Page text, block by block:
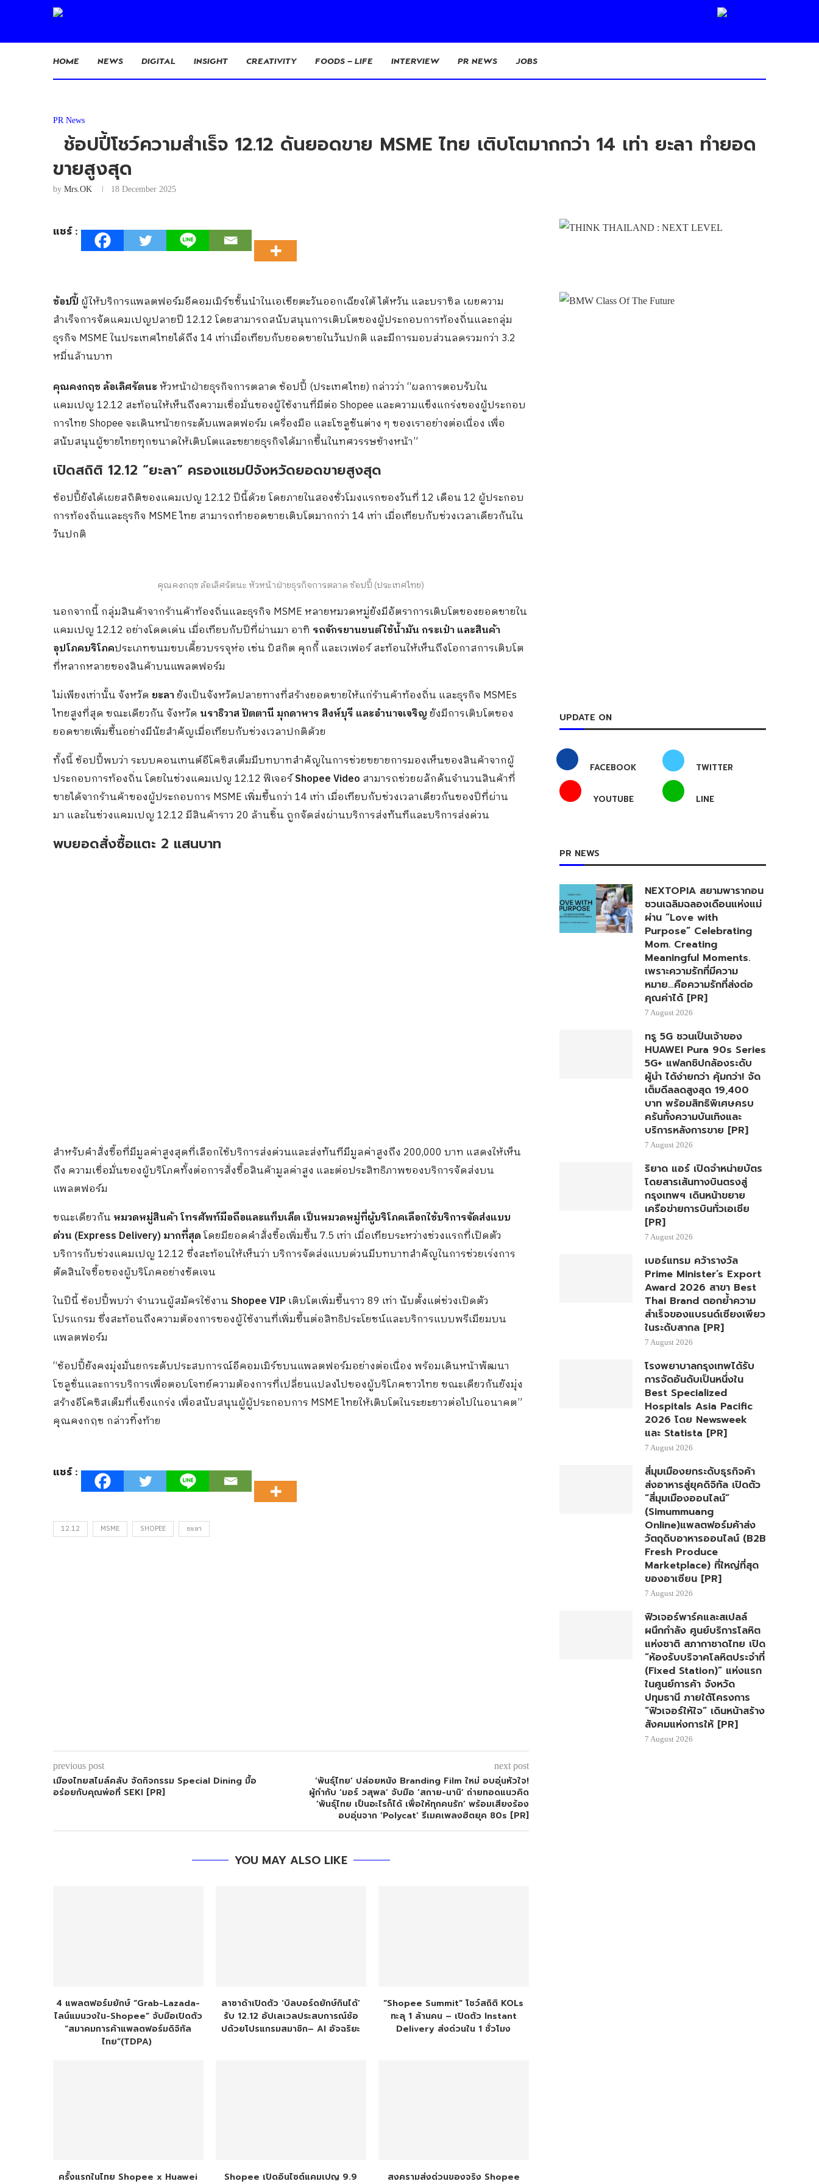
HOME NEWS DIGITAL INSIGHT CREATIVITY FOODS – LIFE INTERVIEW PR NEWS JOBS
PR News
ช้อปปี้โชว์ความสำเร็จ 12.12 ดันยอดขาย MSME ไทย เติบโตมากกว่า 14 เท่า ยะลา ทำยอด
ขายสูงสุด
by Mrs.OK 18 December 2025
แชร์ :
ช้อปปี้ ผู้ให้บริการแพลตฟอร์มอีคอมเมิร์ซชั้นนำในเอเชียตะวันออกเฉียงใต้ ไต้หวัน และบราซิล เผยความ
สำเร็จการจัดแคมเปญปลายปี 12.12 โดยสามารถสนับสนุนการเติบโตของผู้ประกอบการท้องถิ่นและกลุ่ม
ธุรกิจ MSME ในประเทศไทยได้ถึง 14 เท่าเมื่อเทียบกับยอดขายในวันปกติ และมีการมอบส่วนลดรวมกว่า 3.2
หมื่นล้านบาท
คุณคงกฤช ล้อเลิศรัตนะหัวหน้าฝ่ายธุรกิจการตลาด ช้อปปี้ (ประเทศไทย) กล่าวว่า “ผลการตอบรับใน
แคมเปญ 12.12 สะท้อนให้เห็นถึงความเชื่อมั่นของผู้ใช้งานที่มีต่อ Shopee และความแข็งแกร่งของผู้ประกอบ
การไทย Shopee จะเดินหน้ายกระดับแพลตฟอร์ม เครื่องมือ และโซลูชันต่าง ๆ ของเราอย่างต่อเนื่อง เพื่อ
สนับสนุนผู้ขายไทยทุกขนาดให้เติบโตและขยายธุรกิจได้มากขึ้นในทศวรรษข้างหน้า”
เปิดสถิติ 12.12 “ยะลา” ครองแชมป์จังหวัดยอดขายสูงสุด
ช้อปปี้ยังได้เผยสถิติของแคมเปญ 12.12 ปีนี้ด้วย โดยภายในสองชั่วโมงแรกของวันที่ 12 เดือน 12 ผู้ประกอบ
การท้องถิ่นและธุรกิจ MSME ไทย สามารถทำยอดขายเติบโตมากกว่า 14 เท่า เมื่อเทียบกับช่วงเวลาเดียวกันใน
วันปกติ
คุณคงกฤช ล้อเลิศรัตนะ หัวหน้าฝ่ายธุรกิจการตลาด ช้อปปี้ (ประเทศไทย)
นอกจากนี้ กลุ่มสินค้าจากร้านค้าท้องถิ่นและธุรกิจ MSME หลายหมวดหมู่ยังมีอัตราการเติบโตของยอดขายใน
แคมเปญ 12.12 อย่างโดดเด่น เมื่อเทียบกับปีที่ผ่านมา อาทิ รถจักรยานยนต์ใช้น้ำมัน กระเป๋า และสินค้า
อุปโภคบริโภคประเภทขนมขบเคี้ยวบรรจุห่อ เช่น บิสกิต คุกกี้ และเวเฟอร์ สะท้อนให้เห็นถึงโอกาสการเติบโต
ที่หลากหลายของสินค้าบนแพลตฟอร์ม
ไม่เพียงเท่านั้น จังหวัด ยะลายังเป็นจังหวัดปลายทางที่สร้างยอดขายให้แก่ร้านค้าท้องถิ่น และธุรกิจ MSMEs
ไทยสูงที่สุด ขณะเดียวกัน จังหวัด นราธิวาส ปัตตานี มุกดาหาร สิงห์บุรี และอำนาจเจริญยังมีการเติบโตของ
ยอดขายเพิ่มขึ้นอย่างมีนัยสำคัญเมื่อเทียบกับช่วงเวลาปกติด้วย
ทั้งนี้ ช้อปปี้พบว่า ระบบคอนเทนต์อีโคซิสเต็มมีบทบาทสำคัญในการช่วยขยายการมองเห็นของสินค้าจากผู้
ประกอบการท้องถิ่น โดยในช่วงแคมเปญ 12.12 ฟีเจอร์Shopee Video สามารถช่วยผลักดันจำนวนสินค้าที่
ขายได้จากร้านค้าของผู้ประกอบการ MSME เพิ่มขึ้นกว่า 14 เท่า เมื่อเทียบกับช่วงเวลาเดียวกันของปีที่ผ่าน
มา และในช่วงแคมเปญ 12.12 มีสินค้าราว 20 ล้านชิ้น ถูกจัดส่งผ่านบริการส่งทันทีและบริการส่งด่วน
พบยอดสั่งซื้อแตะ 2 แสนบาท
สำหรับคำสั่งซื้อที่มีมูลค่าสูงสุดที่เลือกใช้บริการส่งด่วนและส่งทันทีมีมูลค่าสูงถึง 200,000 บาท แสดงให้เห็น
ถึง ความเชื่อมั่นของผู้บริโภคทั้งต่อการสั่งซื้อสินค้ามูลค่าสูง และต่อประสิทธิภาพของบริการจัดส่งบน
แพลตฟอร์ม
ขณะเดียวกัน หมวดหมู่สินค้า โทรศัพท์มือถือและแท็บเล็ต เป็นหมวดหมู่ที่ผู้บริโภคเลือกใช้บริการจัดส่งแบบ
ด่วน (Express Delivery) มากที่สุดโดยมียอดคำสั่งซื้อเพิ่มขึ้น 7.5 เท่า เมื่อเทียบระหว่างช่วงแรกที่เปิดตัว
บริการกับช่วงแคมเปญ 12.12 ซึ่งสะท้อนให้เห็นว่า บริการจัดส่งแบบด่วนมีบทบาทสำคัญในการช่วยเร่งการ
ตัดสินใจซื้อของผู้บริโภคอย่างชัดเจน
ในปีนี้ ช้อปปี้พบว่า จำนวนผู้สมัครใช้งาน Shopee VIP เติบโตเพิ่มขึ้นราว 89 เท่า นับตั้งแต่ช่วงเปิดตัว
โปรแกรม ซึ่งสะท้อนถึงความต้องการของผู้ใช้งานที่เพิ่มขึ้นต่อสิทธิประโยชน์และบริการแบบพรีเมียมบน
แพลตฟอร์ม
“ช้อปปี้ยังคงมุ่งมั่นยกระดับประสบการณ์อีคอมเมิร์ซบนแพลตฟอร์มอย่างต่อเนื่อง พร้อมเดินหน้าพัฒนา
โซลูชั่นและการบริการเพื่อตอบโจทย์ความต้องการที่เปลี่ยนแปลงไปของผู้บริโภคชาวไทย ขณะเดียวกันยังมุ่ง
สร้างอีโคซิสเต็มที่แข็งแกร่ง เพื่อสนับสนุนผู้ผู้ประกอบการ MSME ไทยให้เติบโตในระยะยาวต่อไปในอนาคต”
คุณคงกฤช กล่าวทิ้งท้าย
แชร์ :
12.12 MSME SHOPEE ยะลา
previous post
เมืองไทยสไมล์คลับ จัดกิจกรรม Special Dining มื้อ
อร่อยกับคุณพ่อที่ SEKI [PR]
next post
‘พันธุ์ไทย’ ปล่อยหนัง Branding Film ใหม่ อบอุ่นหัวใจ!
ผู้กำกับ ‘มอร์ วสุพล’ จับมือ ‘สกาย-นานิ’ ถ่ายทอดแนวคิด
‘พันธุ์ไทย เป็นอะไรก็ได้ เพื่อให้ทุกคนรัก’ พร้อมเสียงร้อง
อบอุ่นจาก ‘Polycat’ รีเมคเพลงฮิตยุค 80s [PR]
YOU MAY ALSO LIKE
4 แพลตฟอร์มยักษ์ “Grab-Lazada-
ไลน์แมนวงใน-Shopee” จับมือเปิดตัว
“สมาคมการค้าแพลตฟอร์มดิจิทัล
ไทย”(TDPA)
ลาซาด้าเปิดตัว ‘บิลบอร์ดยักษ์กินได้’
รับ 12.12 อัปเลเวลประสบการณ์ช้อ
ปด้วยโปรแกรมสมาชิก– AI อัจฉริยะ
“Shopee Summit” โชว์สถิติ KOLs
ทะลุ 1 ล้านคน – เปิดตัว Instant
Delivery ส่งด่วนใน 1 ชั่วโมง
ครั้งแรกในไทย Shopee x Huawei
Shopee เปิดอินไซต์แคมเปญ 9.9
สงครามส่งด่วนของจริง Shopee
UPDATE ON
FACEBOOK TWITTER
YOUTUBE LINE
PR NEWS
NEXTOPIA สยามพารากอน
ชวนเฉลิมฉลองเดือนแห่งแม่
ผ่าน “Love with
Purpose” Celebrating
Mom. Creating
Meaningful Moments.
เพราะความรักที่มีความ
หมาย…คือความรักที่ส่งต่อ
คุณค่าได้ [PR]
7 August 2026
ทรู 5G ชวนเป็นเจ้าของ
HUAWEI Pura 90s Series
5G+ แฟลกชิปกล้องระดับ
ผู้นำ ได้ง่ายกว่า คุ้มกว่า! จัด
เต็มดีลลดสูงสุด 19,400
บาท พร้อมสิทธิพิเศษครบ
ครันทั้งความบันเทิงและ
บริการหลังการขาย [PR]
7 August 2026
ริยาด แอร์ เปิดจำหน่ายบัตร
โดยสารเส้นทางบินตรงสู่
กรุงเทพฯ เดินหน้าขยาย
เครือข่ายการบินทั่วเอเชีย
[PR]
7 August 2026
เบอร์แทรม คว้ารางวัล
Prime Minister’s Export
Award 2026 สาขา Best
Thai Brand ตอกย้ำความ
สำเร็จของแบรนด์เซียงเพียว
ในระดับสากล [PR]
7 August 2026
โรงพยาบาลกรุงเทพได้รับ
การจัดอันดับเป็นหนึ่งใน
Best Specialized
Hospitals Asia Pacific
2026 โดย Newsweek
และ Statista [PR]
7 August 2026
สี่มุมเมืองยกระดับธุรกิจค้า
ส่งอาหารสู่ยุคดิจิทัล เปิดตัว
“สี่มุมเมืองออนไลน์”
(Simummuang
Online)แพลตฟอร์มค้าส่ง
วัตถุดิบอาหารออนไลน์ (B2B
Fresh Produce
Marketplace) ที่ใหญ่ที่สุด
ของอาเซียน [PR]
7 August 2026
ฟิวเจอร์พาร์คและสเปลล์
ผนึกกำลัง ศูนย์บริการโลหิต
แห่งชาติ สภากาชาดไทย เปิด
“ห้องรับบริจาคโลหิตประจำที่
(Fixed Station)” แห่งแรก
ในศูนย์การค้า จังหวัด
ปทุมธานี ภายใต้โครงการ
“ฟิวเจอร์ให้ใจ” เดินหน้าสร้าง
สังคมแห่งการให้ [PR]
7 August 2026